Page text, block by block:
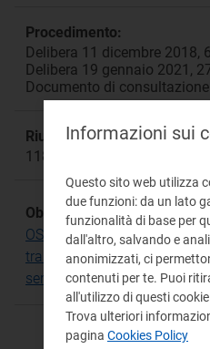
Procedimento:
Delibera 11 dicembre 2018,
Delibera 19 gennaio 2021,
Documento di
Riunione:
1182
Obiettivo Strategico:
OS.2 Consapevolezza del
trasparenza per una
servizio
Informazioni sui
Questo sito web utilizza
due funzioni: da un lato
funzionalità di base per
dall'altro, salvando e
anonimizzati, ci
contenuti per te. Puoi
all'utilizzo di questi
Trova ulteriori
pagina Cookies Policy